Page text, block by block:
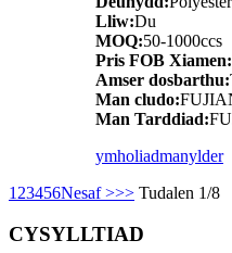
Lliw:Du
MOQ:50-1000ccs
Pris FOB Xiamen:
Amser dosbarthu:
Man cludo:
Man Tarddiad:
ymholiadmanylder
1 23456Nesaf >>> Tudalen 1/8
CYSYLLTIAD